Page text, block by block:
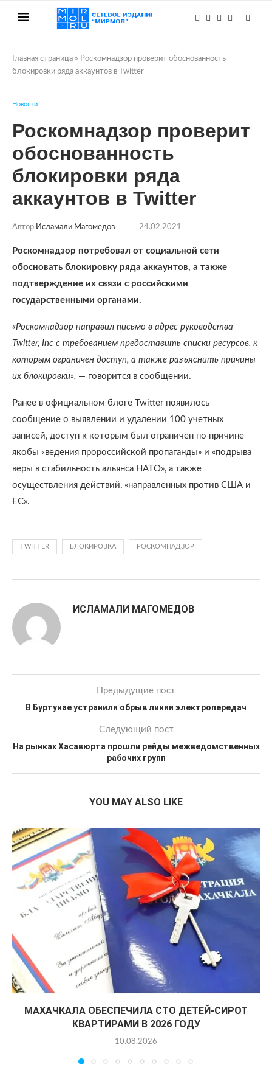
Главная страница » Роскомнадзор проверит обоснованность
блокировки ряда аккаунтов в Twitter
Новости
Роскомнадзор проверит
обоснованность
блокировки ряда
аккаунтов в Twitter
Автор Исламали Магомедов 24.02.2021
Роскомнадзор потребовал от социальной сети
обосновать блокировку ряда аккаунтов, а также
подтверждение их связи с российскими
государственными органами.
«Роскомнадзор направил письмо в адрес руководства
Twitter, Inc с требованием предоставить списки ресурсов, к
которым ограничен доступ, а также разъяснить причины
их блокировки», — говорится в сообщении.
Ранее в официальном блоге Twitter появилось
сообщение о выявлении и удалении 100 учетных
записей, доступ к которым был ограничен по причине
якобы «ведения пророссийской пропаганды» и «подрыва
веры в стабильность альянса НАТО», а также
осуществления действий, «направленных против США и
ЕС».
TWITTER БЛОКИРОВКА РОСКОМНАДЗОР
ИСЛАМАЛИ МАГОМЕДОВ
Предыдущие пост
В Буртунае устранили обрыв линии электропередач
Следующий пост
На рынках Хасавюрта прошли рейды межведомственных
рабочих групп
YOU MAY ALSO LIKE
МАХАЧКАЛА ОБЕСПЕЧИЛА СТО ДЕТЕЙ-СИРОТ
КВАРТИРАМИ В 2026 ГОДУ
10.08.2026